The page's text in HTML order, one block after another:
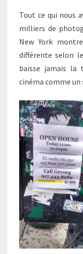
Tout ce qui nous
milliers de
New York
différente selon
baisse jamais la
cinéma comme